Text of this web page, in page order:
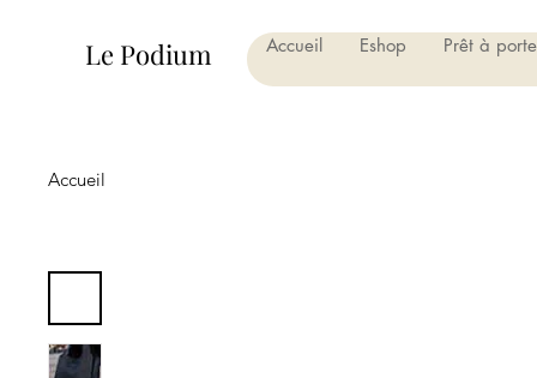
Le Podium Accueil Eshop Prêt à
Accueil